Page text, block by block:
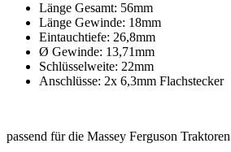
Länge Gesamt: 56mm
Länge Gewinde: 18mm
Eintauchtiefe: 26,8mm
Ø Gewinde: 13,71mm
Schlüsselweite: 22mm
Anschlüsse: 2x 6,3mm Flachstecker
passend für die Massey Ferguson Traktoren